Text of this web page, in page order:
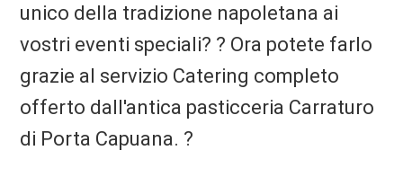
unico della tradizione napoletana ai
vostri eventi speciali? ? Ora potete farlo
grazie al servizio Catering completo
offerto dall'antica pasticceria Carraturo
di Porta Capuana. ?